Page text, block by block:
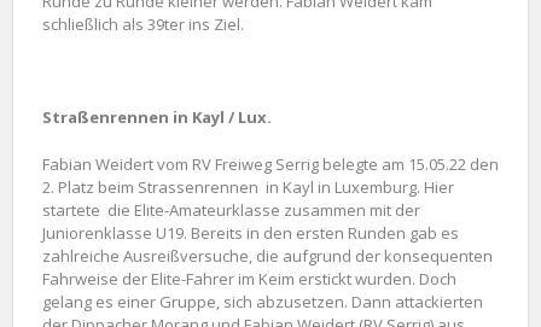
schließlich als 39ter ins Ziel.
Straßenrennen in Kayl / Lux.
Fabian Weidert vom RV Freiweg Serrig belegte am 15.05.22 den
2. Platz beim Strassenrennen in Kayl in Luxemburg. Hier
startete die Elite-Amateurklasse zusammen mit der
Juniorenklasse U19. Bereits in den ersten Runden gab es
zahlreiche Ausreißversuche, die aufgrund der konsequenten
Fahrweise der Elite-Fahrer im Keim erstickt wurden. Doch
gelang es einer Gruppe, sich abzusetzen. Dann attackierten